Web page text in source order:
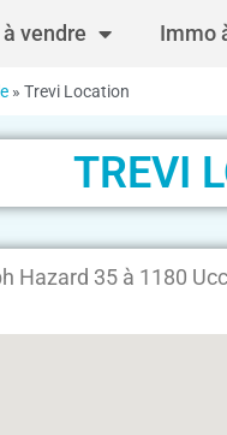
vendre Immo
» Trevi Location
TREVI
Hazard 35 à 1180